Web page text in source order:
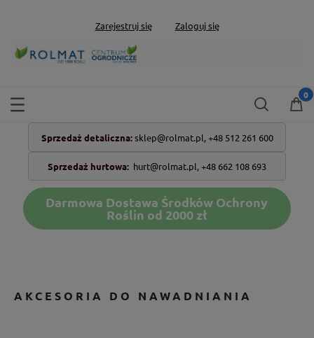
Zarejestruj się Zaloguj się
Sprzedaż detaliczna: sklep@rolmat.pl, +48 512 261 600
Sprzedaż hurtowa: hurt@rolmat.pl,+48 662 108 693
Darmowa Dostawa Środków Ochrony
Roślin od 2000 zł
AKCESORIA DO NAWADNIANIA